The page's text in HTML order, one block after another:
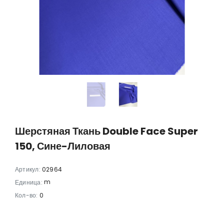
Шерстяная Ткань Double Face Super
150, Сине-Лиловая
Артикул: 02964
Единица: m
Кол-во: 0